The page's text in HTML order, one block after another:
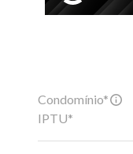
Condomínio*
IPTU*